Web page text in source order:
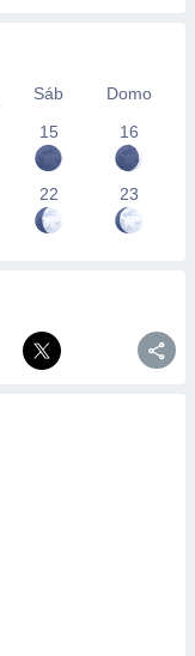
Sáb
Domo
15 16
22 23